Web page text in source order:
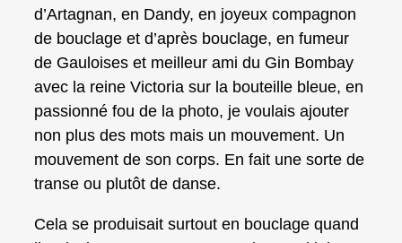
d’Artagnan, en Dandy, en joyeux compagnon
de bouclage et d’après bouclage, en fumeur
de Gauloises et meilleur ami du Gin Bombay
avec la reine Victoria sur la bouteille bleue, en
passionné fou de la photo, je voulais ajouter
non plus des mots mais un mouvement. Un
mouvement de son corps. En fait une sorte de
transe ou plutôt de danse.
Cela se produisait surtout en bouclage quand